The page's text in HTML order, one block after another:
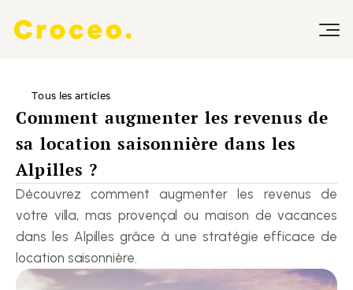
Tous les articles
Comment augmenter les revenus de
sa location saisonnière dans les
Alpilles ?
Découvrez comment augmenter les revenus de
votre villa, mas provençal ou maison de vacances
dans les Alpilles grâce à une stratégie efficace de
location saisonnière.